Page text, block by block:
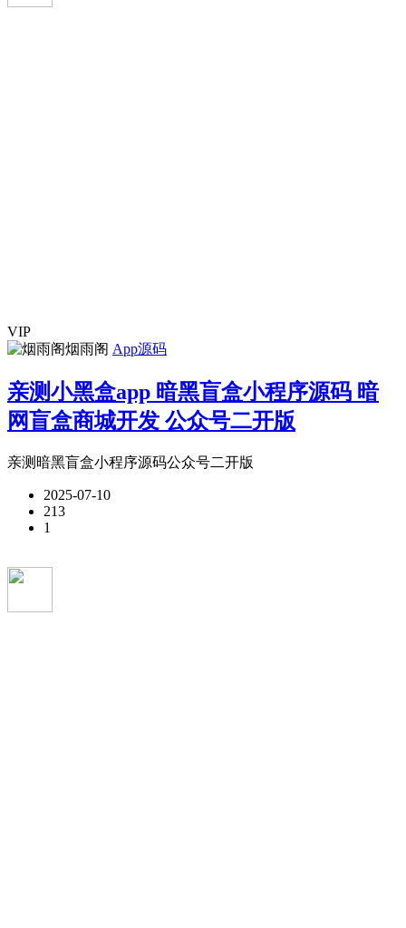
VIP
烟雨阁 App源码
亲测小黑盒app 暗黑盲盒小程序源码 暗
网盲盒商城开发 公众号二开版
亲测暗黑盲盒小程序源码公众号二开版
2025-07-10
213
1